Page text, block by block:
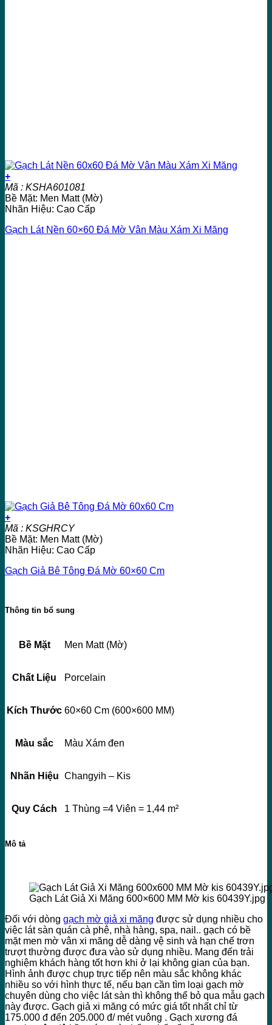
+
Mã : KSHA601081
Bề Mặt: Men Matt (Mờ)
Nhãn Hiệu: Cao Cấp
Gạch Lát Nền 60×60 Đá Mờ Vân Màu Xám Xi Măng
+
Mã : KSGHRCY
Bề Mặt: Men Matt (Mờ)
Nhãn Hiệu: Cao Cấp
Gạch Giả Bê Tông Đá Mờ 60×60 Cm
Thông tin bổ sung
Bề Mặt Men Matt (Mờ)
Chất Liệu Porcelain
Kích Thước 60×60 Cm (600×600 MM)
Màu sắc Màu Xám đen
Nhãn Hiệu Changyih – Kis
Quy Cách 1 Thùng =4 Viên = 1,44 m²
Mô tả
Gạch Lát Giả Xi Măng 600×600 MM Mờ kis 60439Y.jpg
Đối với dòng gạch mờ giả xi măng được sử dụng nhiều cho
việc lát sàn quán cà phê, nhà hàng, spa, nail.. gạch có bề
mặt men mờ vân xi măng dễ dàng vệ sinh và hạn chế trơn
trượt thường được đưa vào sử dụng nhiều. Mang đến trải
nghiệm khách hàng tốt hơn khi ở lại không gian của bạn.
Hình ảnh được chụp trực tiếp nên màu sắc không khác
nhiều so với hình thực tế, nếu bạn cần tìm loại gạch mờ
chuyên dùng cho việc lát sàn thì không thể bỏ qua mẫu gạch
này được. Gạch giả xi măng có mức giá tốt nhất chỉ từ
175.000 đ đến 205.000 đ/ mét vuông . Gạch xương đá